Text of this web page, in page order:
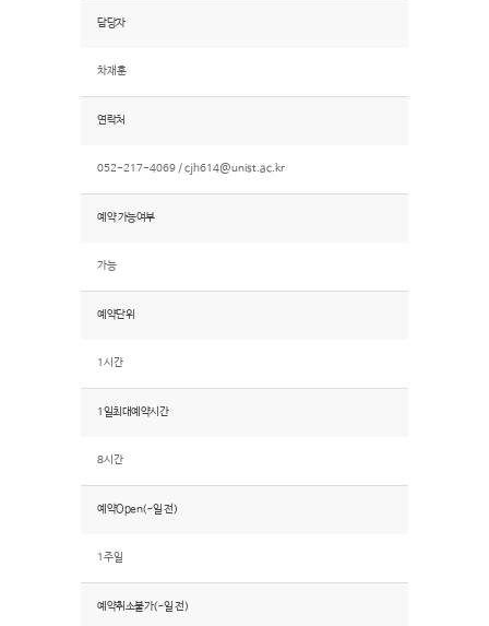
담당자
차재훈
연락처
052-217-4069 /cjh614@unist.ac.kr
예약 가능여부
가능
예약단위
1시간
1일최대예약시간
8시간
예약Open(~일 전)
1주일
예약취소불가(~일 전)